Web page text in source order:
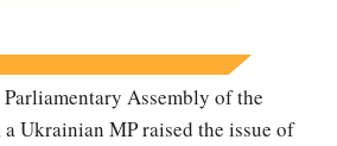
Assembly of the
Ukrainian MP raised the issue of